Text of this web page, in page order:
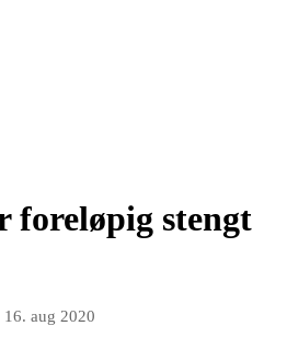
foreløpig stengt
16. aug 2020